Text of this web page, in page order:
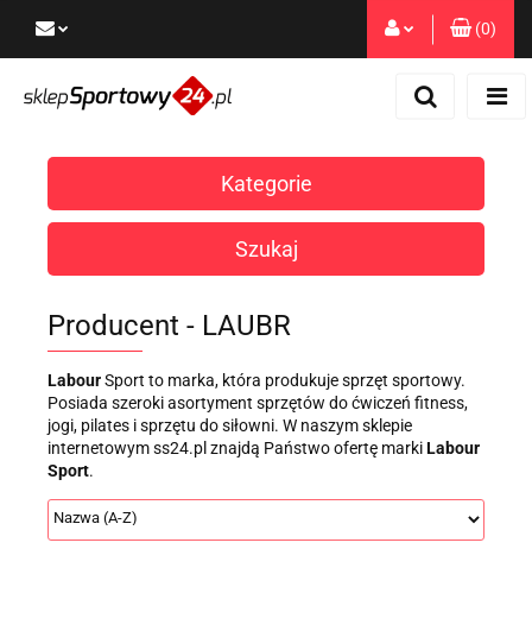
Dodaj zgłoszenie
Zgody cookies
(0)
Kategorie
Szukaj
Producent - LAUBR
LabourSport to marka, która produkuje sprzęt sportowy.
Posiada szeroki asortyment sprzętów do ćwiczeń fitness,
jogi, pilates i sprzętu do siłowni. W naszym sklepie
internetowym ss24.pl znajdą Państwo ofertę markiLabour
Sport.